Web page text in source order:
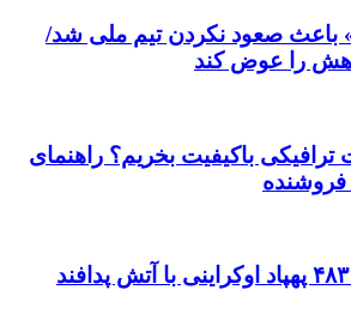
نرخ حمل دریایی به قبل از جنگ
قهرمانی مقابل چین تایپه/ تلاش